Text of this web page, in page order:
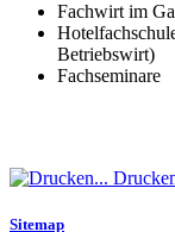
Fachwirt im
Betriebswirt)
Fachseminare
Sitemap